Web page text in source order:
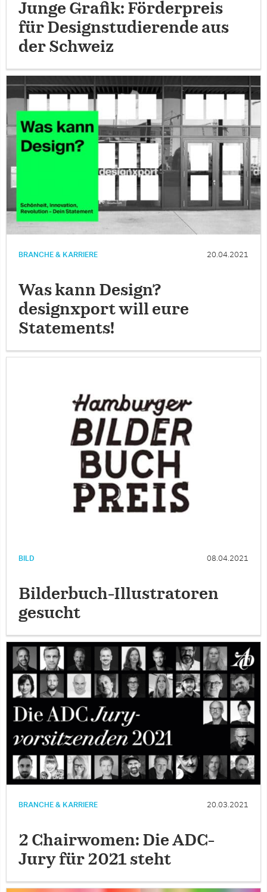
Junge Grafik: Förderpreis
für Designstudierende aus
der Schweiz
BRANCHE & KARRIERE 20.04.2021
Was kann Design?
designxport will eure
Statements!
BILD 08.04.2021
Bilderbuch-Illustratoren
gesucht
BRANCHE & KARRIERE 20.03.2021
2 Chairwomen: Die ADC-
Jury für 2021 steht